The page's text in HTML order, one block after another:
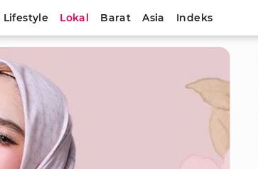
Lifestyle Lokal Barat Asia Indeks